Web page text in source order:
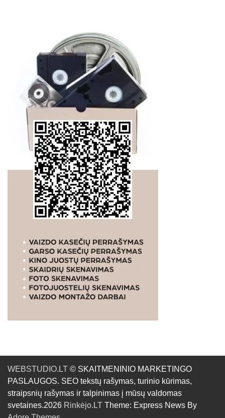
WEBSTUDIO.LT © SKAITMENINIO MARKETINGO
PASLAUGOS. SEO tekstų rašymas, turinio kūrimas,
straipsnių rašymas ir talpinimas į mūsų valdomas
svetaines.2026 Rinkėjo.LT Theme: Express News By